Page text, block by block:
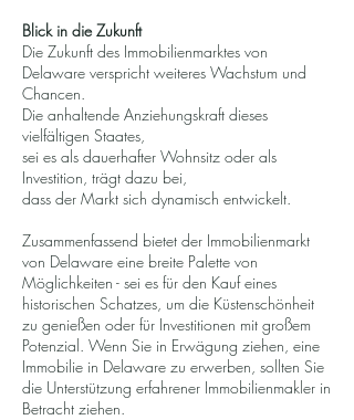
Blick in die Zukunft
Die Zukunft des Immobilienmarktes von
Delaware verspricht weiteres Wachstum und
Chancen.
Die anhaltende Anziehungskraft dieses
vielfältigen Staates,
sei es als dauerhafter Wohnsitz oder als
Investition, trägt dazu bei,
dass der Markt sich dynamisch entwickelt.
Zusammenfassend bietet der Immobilienmarkt
von Delaware eine breite Palette von
Möglichkeiten - sei es für den Kauf eines
historischen Schatzes, um die Küstenschönheit
zu genießen oder für Investitionen mit großem
Potenzial. Wenn Sie in Erwägung ziehen, eine
Immobilie in Delaware zu erwerben, sollten Sie
die Unterstützung erfahrener Immobilienmakler in
Betracht ziehen.